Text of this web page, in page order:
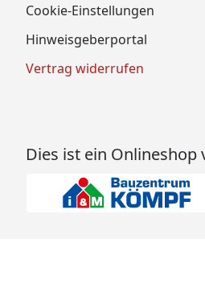
Cookie-Einstellungen
Hinweisgeberportal
Vertrag widerrufen
Dies ist ein Onlineshop